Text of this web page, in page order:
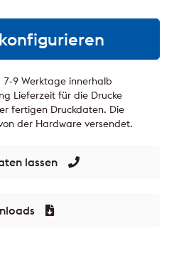
9 Werktage innerhalb
Lieferzeit für die Drucke
fertigen Druckdaten. Die
der Hardware versendet.
lassen